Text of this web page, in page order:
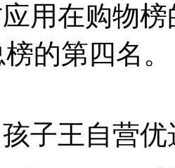
用在购物
榜的第四名
子王自营